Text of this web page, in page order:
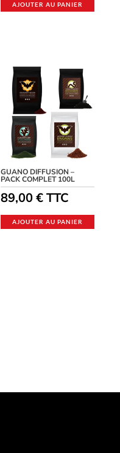
AJOUTER AU PANIER
GUANO DIFFUSION –
PACK COMPLET 100L
89,00€TTC
AJOUTER AU PANIER